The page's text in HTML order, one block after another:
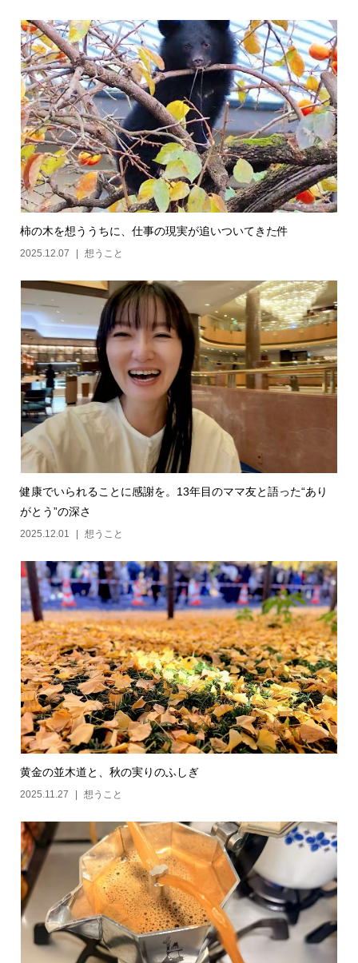
柿の木を想ううちに、仕事の現実が追いついてきた件
2025.12.07 想うこと
健康でいられることに感謝を。13年目のママ友と語った“あり
がとう”の深さ
2025.12.01 想うこと
黄金の並木道と、秋の実りのふしぎ
2025.11.27 想うこと